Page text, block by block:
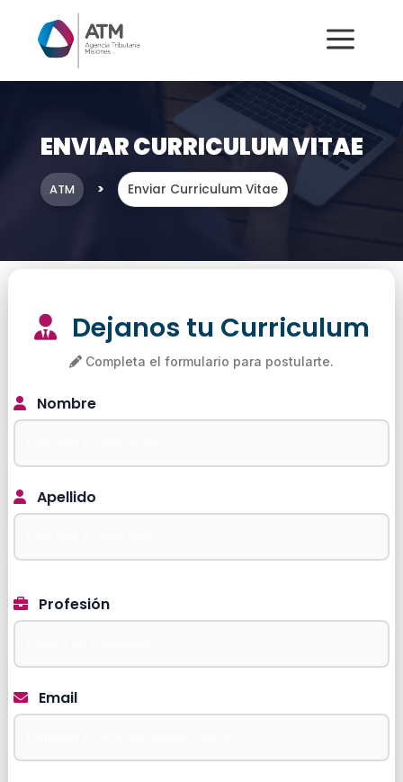
a
ENVIAR CURRICULUM VITAE
ATM > Enviar Curriculum Vitae
Dejanos tu Curriculum
Completa el formulario para postularte.
Nombre
Apellido
Profesión
Email